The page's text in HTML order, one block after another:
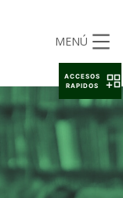
MENÚ
ACCESOS
RAPIDOS